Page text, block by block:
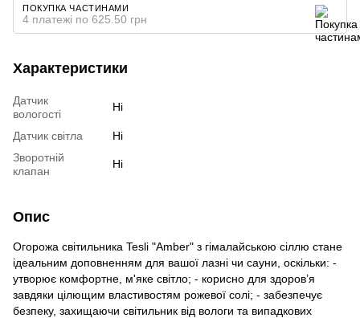
ПОКУПКА ЧАСТИНАМИ
4 платежі по 625.50 грн
Характеристики
Датчик
вологості
Ні
Датчик світла
Ні
Зворотній
клапан
Ні
Опис
Огорожа світильника Tesli "Amber" з гімалайською сіллю стане
ідеальним доповненням для вашої лазні чи сауни, оскільки: -
утворює комфортне, м'яке світло; - корисно для здоров’я
завдяки цілющим властивостям рожевої солі; - забезпечує
безпеку, захищаючи світильник від вологи та випадкових